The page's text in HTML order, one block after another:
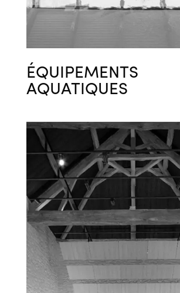
ÉQUIPEMENTS
AQUATIQUES